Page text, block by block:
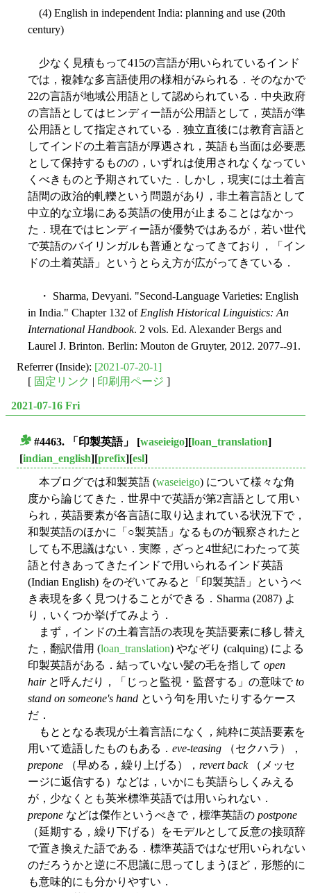
(4) English in independent India: planning and use (20th
century)
少なく見積もって415の言語が用いられているインド
では，複雑な多言語使用の様相がみられる．そのなかで
22の言語が地域公用語として認められている．中央政府
の言語としてはヒンディー語が公用語として，英語が準
公用語として指定されている．独立直後には教育言語と
してインドの土着言語が厚遇され，英語も当面は必要悪
として保持するものの，いずれは使用されなくなってい
くべきものと予期されていた．しかし，現実には土着言
語間の政治的軋轢という問題があり，非土着言語として
中立的な立場にある英語の使用が止まることはなかっ
た．現在ではヒンディー語が優勢ではあるが，若い世代
で英語のバイリンガルも普通となってきており，「イン
ドの土着英語」というとらえ方が広がってきている．
・ Sharma, Devyani. "Second-Language Varieties: English
in India." Chapter 132 ofEnglish Historical Linguistics: An
International Handbook. 2 vols. Ed. Alexander Bergs and
Laurel J. Brinton. Berlin: Mouton de Gruyter, 2012. 2077--91.
Referrer (Inside): [2021-07-20-1]
[ 固定リンク 印刷用ページ ]
2021-07-16 Fri
#4463. 「印製英語」 [waseieigo][loan_translation]
[indian_english][prefix][esl]
本ブログでは和製英語 (waseieigo) について様々な角
度から論じてきた．世界中で英語が第2言語として用い
られ，英語要素が各言語に取り込まれている状況下で，
和製英語のほかに「○製英語」なるものが観察されたと
しても不思議はない．実際，ざっと4世紀にわたって英
語と付きあってきたインドで用いられるインド英語
(Indian English) をのぞいてみると「印製英語」というべ
き表現を多く見つけることができる．Sharma (2087) よ
り，いくつか挙げてみよう．
まず，インドの土着言語の表現を英語要素に移し替え
た，翻訳借用 (loan_translation) やなぞり (calquing) による
印製英語がある．結っていない髪の毛を指して open
hairと呼んだり，「じっと監視・監督する」の意味でto
stand on someone's hand という句を用いたりするケース
だ．
もととなる表現が土着言語になく，純粋に英語要素を
用いて造語したものもある． eve-teasing （セクハラ），
prepone （早める，繰り上げる）， revert back（メッセ
ージに返信する）などは，いかにも英語らしくみえる
が，少なくとも英米標準英語では用いられない．
prepone などは傑作というべきで，標準英語の postpone
（延期する，繰り下げる）をモデルとして反意の接頭辞
で置き換えた語である．標準英語ではなぜ用いられない
のだろうかと逆に不思議に思ってしまうほど，形態的に
も意味的にも分かりやすい．